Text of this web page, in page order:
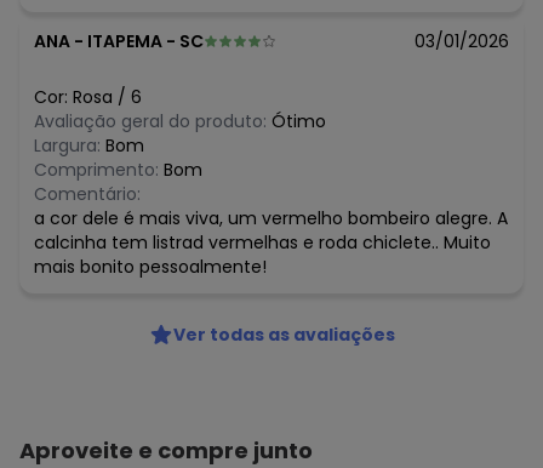
ANA - ITAPEMA - SC 03/01/2026
Cor: Rosa / 6
Avaliação geral do produto: Ótimo
Largura: Bom
Comprimento: Bom
Comentário:
a cor dele é mais viva, um vermelho bombeiro alegre. A
calcinha tem listrad vermelhas e roda chiclete.. Muito
mais bonito pessoalmente!
Ver todas as avaliações
Aproveite e compre junto